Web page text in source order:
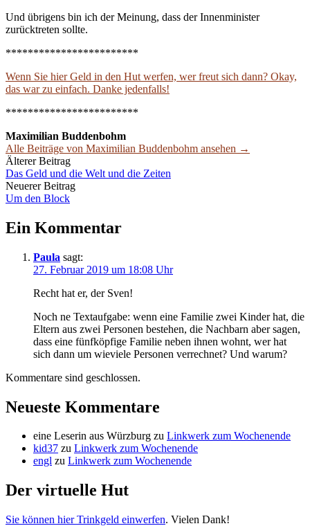
Und übrigens bin ich der Meinung, dass der Innenminister
zurücktreten sollte.
************************
Wenn Sie hier Geld in den Hut werfen, wer freut sich dann? Okay,
das war zu einfach. Danke jedenfalls!
************************
Maximilian Buddenbohm
Alle Beiträge von Maximilian Buddenbohm ansehen →
Beitrags-
Navigation
Älterer Beitrag
Das Geld und die Welt und die Zeiten
Neuerer Beitrag
Um den Block
Ein Kommentar
Paula sagt:
27. Februar 2019 um 18:08 Uhr
Recht hat er, der Sven!
Noch ne Textaufgabe: wenn eine Familie zwei Kinder hat, die
Eltern aus zwei Personen bestehen, die Nachbarn aber sagen,
dass eine fünfköpfige Familie neben ihnen wohnt, wer hat
sich dann um wieviele Personen verrechnet? Und warum?
Kommentare sind geschlossen.
Neueste Kommentare
eine Leserin aus Würzburg zu Linkwerk zum Wochenende
kid37 zu Linkwerk zum Wochenende
engl zu Linkwerk zum Wochenende
Der virtuelle Hut
Sie können hier Trinkgeld einwerfen. Vielen Dank!